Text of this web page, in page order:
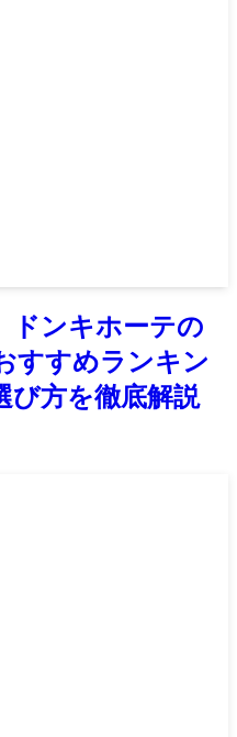
ドンキホーテの
すすめランキン
び方を徹底解説